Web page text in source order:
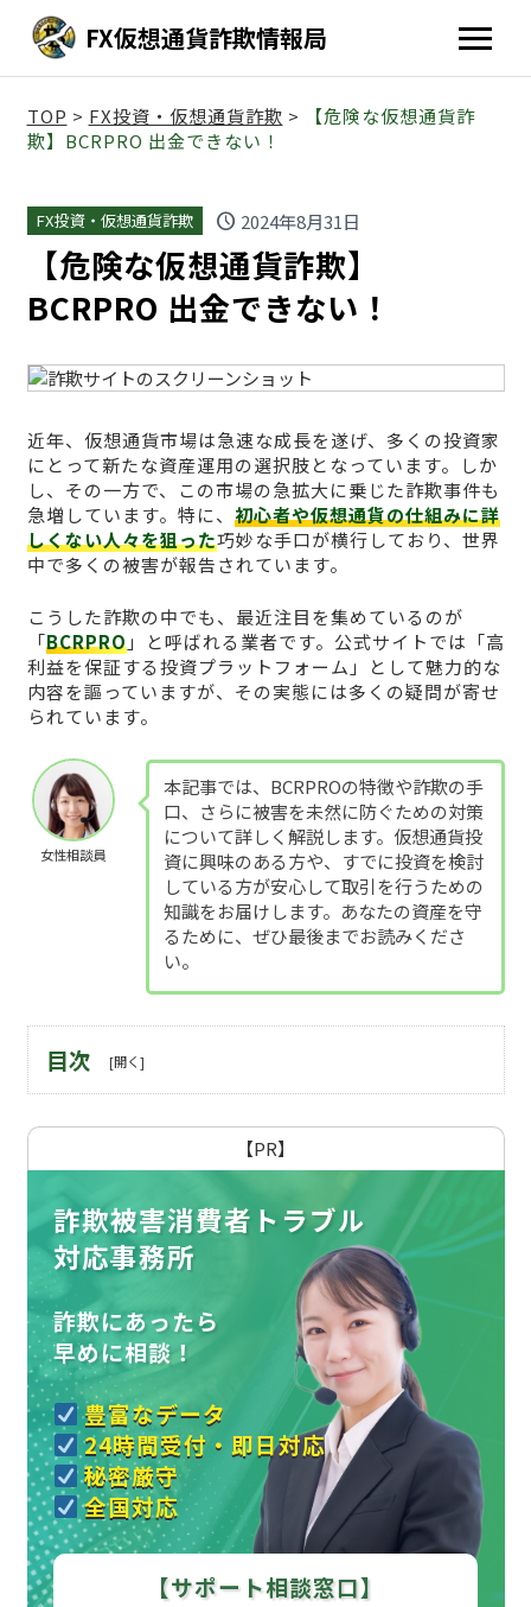
FX仮想通貨詐欺情報局
TOP > FX投資・仮想通貨詐欺 >
【危険な仮想通貨詐
欺】BCRPRO 出金できない！
FX投資・仮想通貨詐欺 schedule 2024年8月31日
【危険な仮想通貨詐欺】
BCRPRO 出金できない！
近年、仮想通貨市場は急速な成長を遂げ、多くの投資家
にとって新たな資産運用の選択肢となっています。しか
し、その一方で、この市場の急拡大に乗じた詐欺事件も
急増しています。特に、 初心者や仮想通貨の仕組みに詳
しくない人々を狙った巧妙な手口が横行しており、世界
中で多くの被害が報告されています。
こうした詐欺の中でも、最近注目を集めているのが
「BCRPRO」と呼ばれる業者です。公式サイトでは「高
利益を保証する投資プラットフォーム」として魅力的な
内容を謳っていますが、その実態には多くの疑問が寄せ
られています。
女性相談員
本記事では、BCRPROの特徴や詐欺の手
口、さらに被害を未然に防ぐための対策
について詳しく解説します。仮想通貨投
資に興味のある方や、すでに投資を検討
している方が安心して取引を行うための
知識をお届けします。あなたの資産を守
るために、ぜひ最後までお読みくださ
い。
目次
【PR】
詐欺被害消費者トラブル
対応事務所
詐欺にあったら
早めに相談！
豊富なデータ
24時間受付・即日対応
秘密厳守
全国対応
【サポート相談窓口】